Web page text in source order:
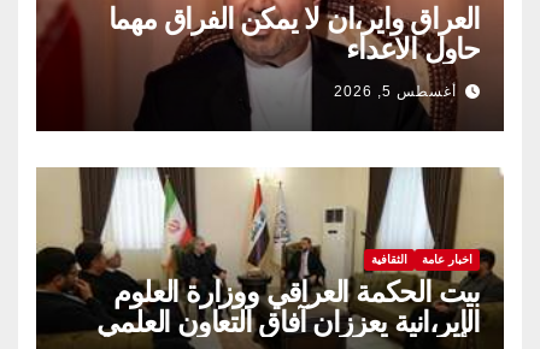
العراق واير،ان لا يمكن الفراق مهما
حاول الاعداء
أغسطس 5, 2026
اخبار عامة الثقافية
بيت الحكمة العراقي ووزارة العلوم
الإير،انية يعززان آفاق التعاون العلمي